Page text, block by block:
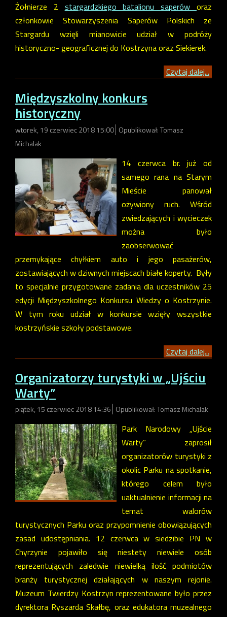
Żołnierze 2 stargardzkiego batalionu saperóworaz
członkowie Stowarzyszenia Saperów Polskich ze
Stargardu wzięli mianowicie udział w podróży
historyczno- geograficznej do Kostrzyna oraz Siekierek.
Czytaj dalej...
Międzyszkolny konkurs
historyczny
wtorek, 19 czerwiec 2018 15:00 Opublikował: Tomasz
Michalak
14 czerwca br. już od
samego rana na Starym
Mieście panował
ożywiony ruch. Wśród
zwiedzających i wycieczek
można było
zaobserwować
przemykające chyłkiem auto i jego pasażerów,
zostawiających w dziwnych miejscach białe koperty. Były
to specjalnie przygotowane zadania dla uczestników 25
edycji Międzyszkolnego Konkursu Wiedzy o Kostrzynie.
W tym roku udział w konkursie wzięły wszystkie
kostrzyńskie szkoły podstawowe.
Czytaj dalej...
Organizatorzy turystyki w „Ujściu
Warty”
piątek, 15 czerwiec 2018 14:36 Opublikował: Tomasz Michalak
Park Narodowy „Ujście
Warty” zaprosił
organizatorów turystyki z
okolic Parku na spotkanie,
którego celem było
uaktualnienie informacji na
temat walorów
turystycznych Parku oraz przypomnienie obowiązujących
zasad udostępniania. 12 czerwca w siedzibie PN w
Chyrzynie pojawiło się niestety niewiele osób
reprezentujących zaledwie niewielką ilość podmiotów
branży turystycznej działających w naszym rejonie.
Muzeum Twierdzy Kostrzyn reprezentowane było przez
dyrektora Ryszarda Skałbę, oraz edukatora muzealnego